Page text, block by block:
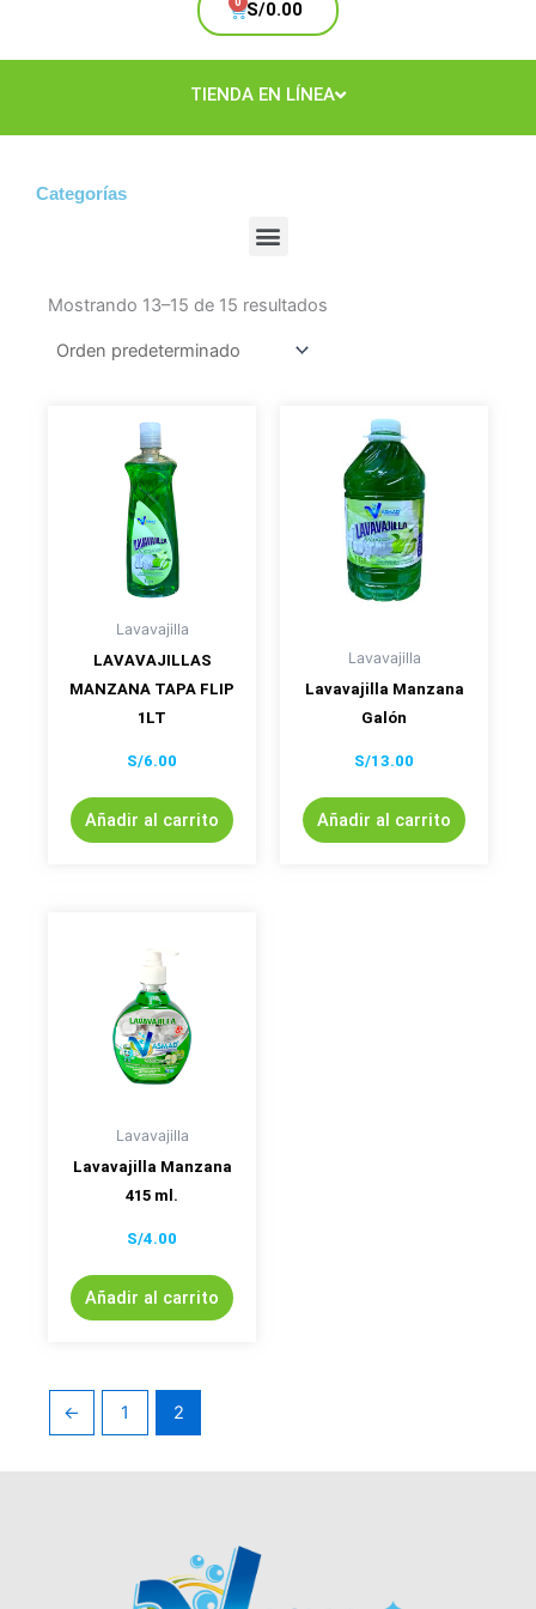
S/0.00
Cart
TIENDA EN LÍNEA
Categorías
Menu
Mostrando 13–15 de 15 resultados
Lavavajilla
LAVAVAJILLAS
MANZANA TAPA FLIP
1LT
S/6.00
Añadir al carrito
Lavavajilla
Lavavajilla Manzana
Galón
S/13.00
Añadir al carrito
Lavavajilla
Lavavajilla Manzana
415 ml.
S/4.00
Añadir al carrito
← 1 2